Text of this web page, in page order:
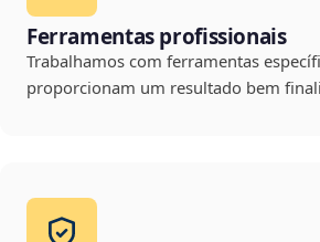
Ferramentas profissionais
Trabalhamos com ferramentas
proporcionam um resultado bem